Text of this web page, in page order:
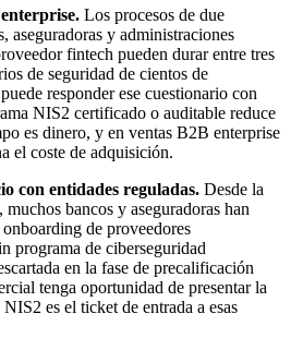
Los procesos de due
aseguradoras y administraciones
fintech pueden durar entre tres
de seguridad de cientos de
responder ese cuestionario con
NIS2 certificado o auditable reduce
es dinero, y en ventas B2B enterprise
el coste de adquisición.
con entidades reguladas. Desde la
bancos y aseguradoras han
de proveedores
programa de ciberseguridad
en la fase de precalificación
tenga oportunidad de presentar la
es el ticket de entrada a esas